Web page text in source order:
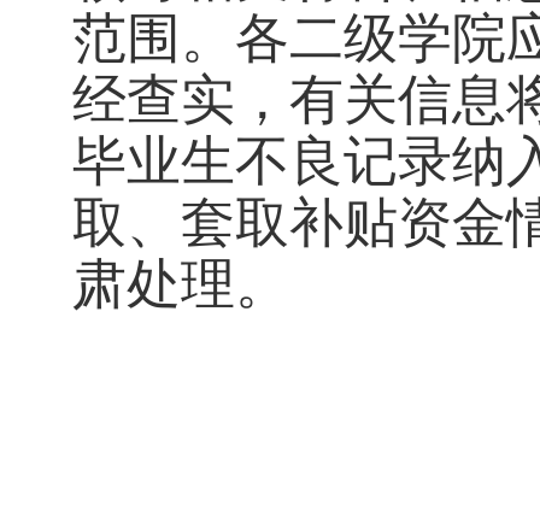
范围。各二级学院
经查实，有关信息
毕业生不良记录纳
取、套取补贴资金
肃处理。